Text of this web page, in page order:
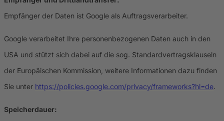
Empfänger der Daten ist Google als Auftragsverarbeiter.
Google verarbeitet Ihre personenbezogenen Daten auch in den
USA und stützt sich dabei auf die sog. Standardvertragsklauseln
der Europäischen Kommission, weitere Informationen dazu finden
Sie unter https://policies.google.com/privacy/frameworks?hl=de.
Speicherdauer: